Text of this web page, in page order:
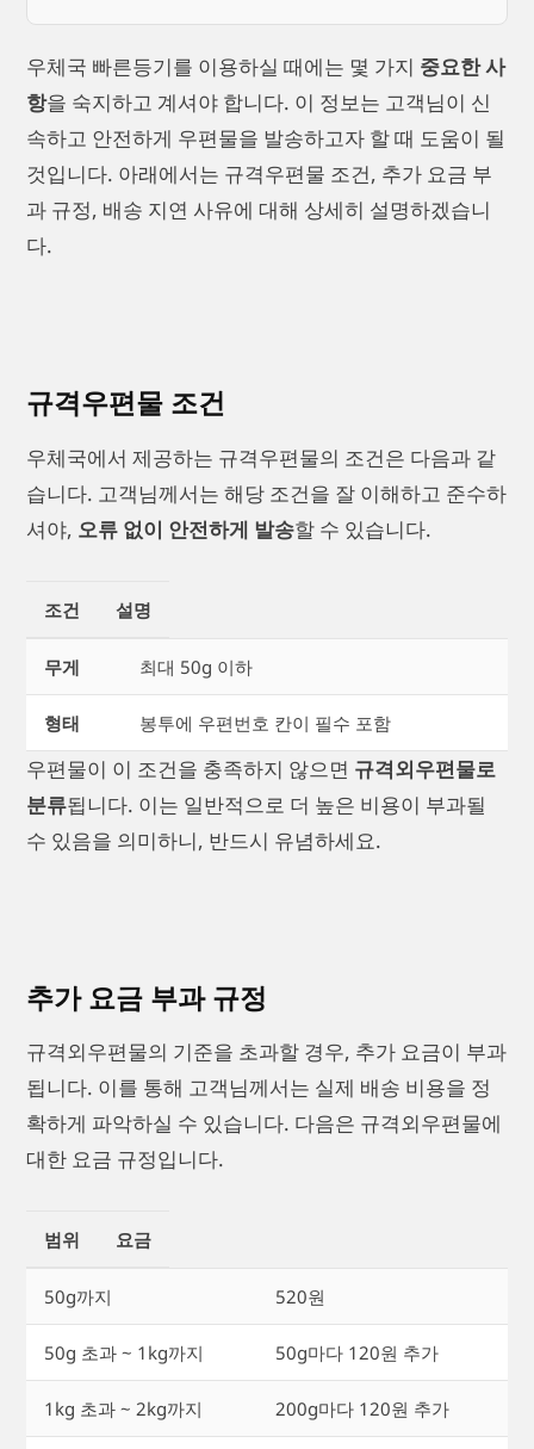
우체국 빠른등기를 이용하실 때에는 몇 가지 중요한 사
항을 숙지하고 계셔야 합니다. 이 정보는 고객님이 신
속하고 안전하게 우편물을 발송하고자 할 때 도움이 될
것입니다. 아래에서는 규격우편물 조건, 추가 요금 부
과 규정, 배송 지연 사유에 대해 상세히 설명하겠습니
다.
규격우편물 조건
우체국에서 제공하는 규격우편물의 조건은 다음과 같
습니다. 고객님께서는 해당 조건을 잘 이해하고 준수하
셔야, 오류 없이 안전하게 발송할 수 있습니다.
조건 설명
무게 최대 50g 이하
형태 봉투에 우편번호 칸이 필수 포함
우편물이 이 조건을 충족하지 않으면 규격외우편물로
분류됩니다. 이는 일반적으로 더 높은 비용이 부과될
수 있음을 의미하니, 반드시 유념하세요.
추가 요금 부과 규정
규격외우편물의 기준을 초과할 경우, 추가 요금이 부과
됩니다. 이를 통해 고객님께서는 실제 배송 비용을 정
확하게 파악하실 수 있습니다. 다음은 규격외우편물에
대한 요금 규정입니다.
범위 요금
50g까지 520원
50g 초과 ~ 1kg까지 50g마다 120원 추가
1kg 초과 ~ 2kg까지 200g마다 120원 추가